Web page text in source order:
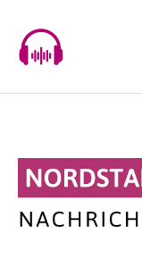
content